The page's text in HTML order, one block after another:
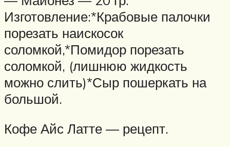
Изготовление:*Крабовые палочки
порезать наискосок
соломкой,*Помидор порезать
соломкой, (лишнюю жидкость
можно слить)*Сыр пошеркать на
большой.
Кофе Айс Латте — рецепт.